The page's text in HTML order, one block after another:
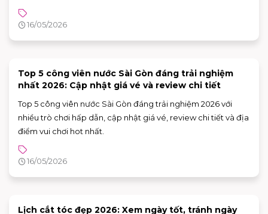
16/05/2026
Top 5 công viên nước Sài Gòn đáng trải nghiệm
nhất 2026: Cập nhật giá vé và review chi tiết
Top 5 công viên nước Sài Gòn đáng trải nghiệm 2026 với
nhiều trò chơi hấp dẫn, cập nhật giá vé, review chi tiết và địa
điểm vui chơi hot nhất.
16/05/2026
Lịch cắt tóc đẹp 2026: Xem ngày tốt, tránh ngày